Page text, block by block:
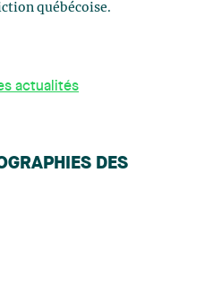
québécoise.
actualités
DES